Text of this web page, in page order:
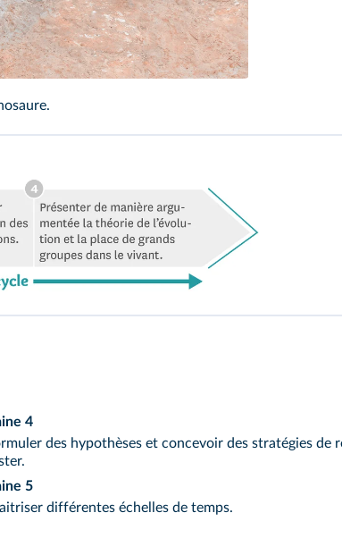
4
des hypothèses et concevoir des stratégies de
5
différentes échelles de temps.